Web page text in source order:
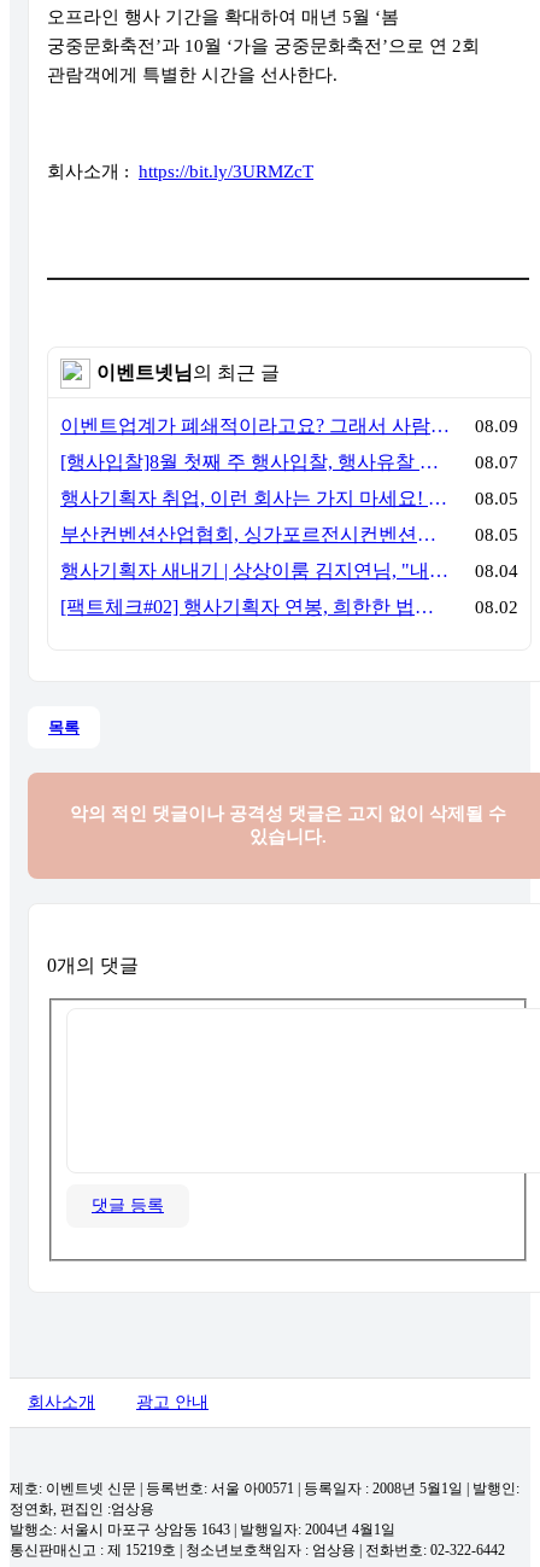
오프라인 행사 기간을 확대하여 매년 5월 ‘봄
궁중문화축전’과 10월 ‘가을 궁중문화축전’으로 연 2회
관람객에게 특별한 시간을 선사한다.
회사소개 : https://bit.ly/3URMZcT
이벤트넷님의 최근 글
이벤트업계가 폐쇄적이라고요? 그래서 사람이 안 옵니다 08.09
[행사입찰]8월 첫째 주 행사입찰, 행사유찰 결과 08.07
행사기획자 취업, 이런 회사는 가지 마세요! 신입이 꼭 알아야 할 5가지 기준[이벤트산업 팩트체크#3] 08.05
부산컨벤션산업협회, 싱가포르전시컨벤션협회(SACEOS)와 업무협약 체결… 아시아 마이스 협력 확대 08.05
행사기획자 새내기 | 상상이룸 김지연님, "내 맘대로, 내 뜻대로 행사를 만든다 08.04
[팩트체크#02] 행사기획자 연봉, 희한한 법칙~ '첨에는 비실, 3년만 지나면 튼실' 08.02
목록
악의 적인 댓글이나 공격성 댓글은 고지 없이 삭제될 수
있습니다.
0개의 댓글
댓글 등록
회사소개 광고 안내
제호: 이벤트넷 신문 | 등록번호: 서울 아00571 | 등록일자 : 2008년 5월1일 | 발행인:
정연화, 편집인 :엄상용
발행소: 서울시 마포구 상암동 1643 | 발행일자: 2004년 4월1일
통신판매신고 : 제 15219호 | 청소년보호책임자 : 엄상용 | 전화번호: 02-322-6442